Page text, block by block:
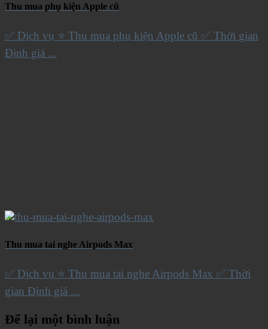
Thu mua phụ kiện Apple cũ
✅ Dịch vụ ⭐️ Thu mua phụ kiện Apple cũ ✅ Thời gian
Định giá ...
Thu mua tai nghe Airpods Max
✅ Dịch vụ ⭐️ Thu mua tai nghe Airpods Max ✅ Thời
gian Định giá ...
Để lại một bình luận